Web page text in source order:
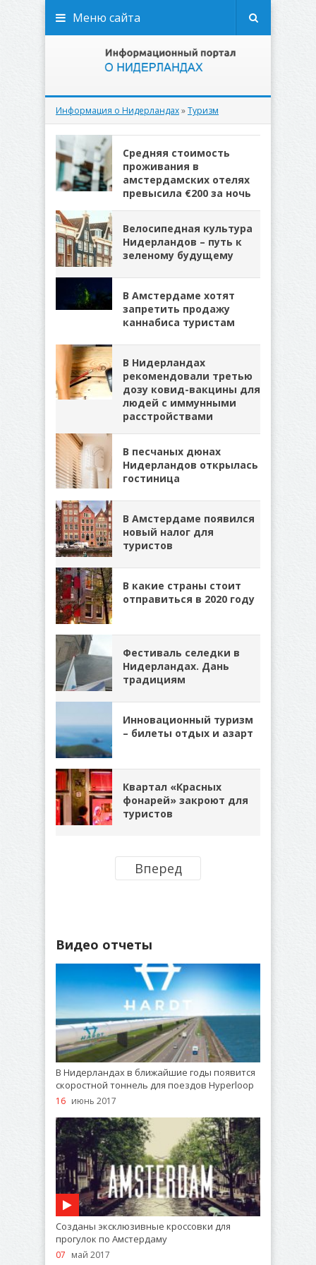
Меню сайта
Информация о Нидерландах»Туризм
Средняя стоимость
проживания в
амстердамских отелях
превысила €200 за ночь
Велосипедная культура
Нидерландов – путь к
зеленому будущему
В Амстердаме хотят
запретить продажу
каннабиса туристам
В Нидерландах
рекомендовали третью
дозу ковид-вакцины для
людей с иммунными
расстройствами
В песчаных дюнах
Нидерландов открылась
гостиница
В Амстердаме появился
новый налог для
туристов
В какие страны стоит
отправиться в 2020 году
Фестиваль селедки в
Нидерландах. Дань
традициям
Инновационный туризм
– билеты отдых и азарт
Квартал «Красных
фонарей» закроют для
туристов
Вперед
Видео отчеты
В Нидерландах в ближайшие годы появится
скоростной тоннель для поездов Hyperloop
16 июнь 2017
Созданы эксклюзивные кроссовки для
прогулок по Амстердаму
07 май 2017